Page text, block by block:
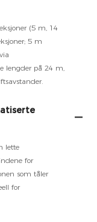
(5 m, 14
5 m
lengder på 24 m,
lette
for
som tåler
for